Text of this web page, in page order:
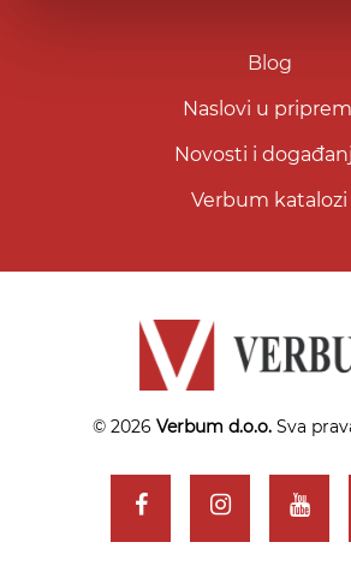
Blog
Naslovi u
Novosti i
Verbum katalozi
© 2026 Verbum d.o.o. Sva